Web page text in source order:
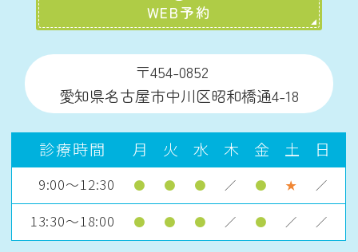
WEB予約
〒454-0852
愛知県名古屋市中川区昭和橋通4-18
診療時間 月 火 水 木 金 土 日
9:00～12:30 ● ● ● ／ ● ★ ／
13:30～18:00 ● ● ● ／ ● ／ ／